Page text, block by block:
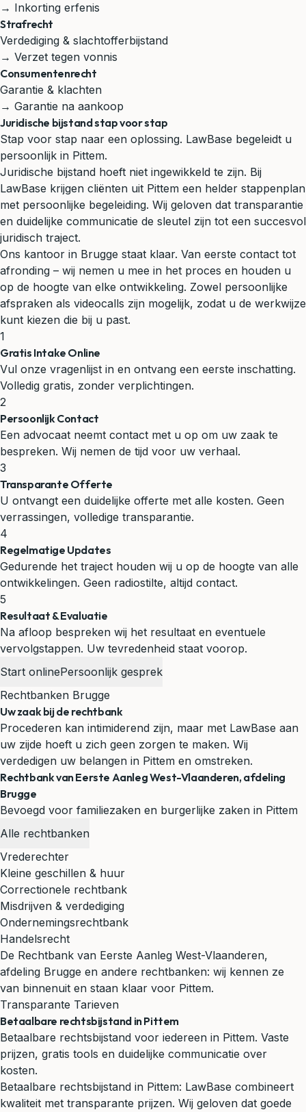
→ Inkorting erfenis
Strafrecht
Verdediging & slachtofferbijstand
→ Verzet tegen vonnis
Consumentenrecht
Garantie & klachten
→ Garantie na aankoop
Juridische bijstand stap voor stap
Stap voor stap naar een oplossing. LawBase begeleidt u
persoonlijk in Pittem.
Juridische bijstand hoeft niet ingewikkeld te zijn. Bij
LawBase krijgen cliënten uit Pittem een helder stappenplan
met persoonlijke begeleiding. Wij geloven dat transparantie
en duidelijke communicatie de sleutel zijn tot een succesvol
juridisch traject.
Ons kantoor in Brugge staat klaar. Van eerste contact tot
afronding – wij nemen u mee in het proces en houden u
op de hoogte van elke ontwikkeling. Zowel persoonlijke
afspraken als videocalls zijn mogelijk, zodat u de werkwijze
kunt kiezen die bij u past.
1
Gratis Intake Online
Vul onze vragenlijst in en ontvang een eerste inschatting.
Volledig gratis, zonder verplichtingen.
2
Persoonlijk Contact
Een advocaat neemt contact met u op om uw zaak te
bespreken. Wij nemen de tijd voor uw verhaal.
3
Transparante Offerte
U ontvangt een duidelijke offerte met alle kosten. Geen
verrassingen, volledige transparantie.
4
Regelmatige Updates
Gedurende het traject houden wij u op de hoogte van alle
ontwikkelingen. Geen radiostilte, altijd contact.
5
Resultaat & Evaluatie
Na afloop bespreken wij het resultaat en eventuele
vervolgstappen. Uw tevredenheid staat voorop.
Start onlinePersoonlijk gesprek
Rechtbanken Brugge
Uw zaak bij de rechtbank
Procederen kan intimiderend zijn, maar met LawBase aan
uw zijde hoeft u zich geen zorgen te maken. Wij
verdedigen uw belangen in Pittem en omstreken.
Rechtbank van Eerste Aanleg West-Vlaanderen, afdeling
Brugge
Bevoegd voor familiezaken en burgerlijke zaken in Pittem
Alle rechtbanken
Vrederechter
Kleine geschillen & huur
Correctionele rechtbank
Misdrijven & verdediging
Ondernemingsrechtbank
Handelsrecht
De Rechtbank van Eerste Aanleg West-Vlaanderen,
afdeling Brugge en andere rechtbanken: wij kennen ze
van binnenuit en staan klaar voor Pittem.
Transparante Tarieven
Betaalbare rechtsbijstand in Pittem
Betaalbare rechtsbijstand voor iedereen in Pittem. Vaste
prijzen, gratis tools en duidelijke communicatie over
kosten.
Betaalbare rechtsbijstand in Pittem: LawBase combineert
kwaliteit met transparante prijzen. Wij geloven dat goede